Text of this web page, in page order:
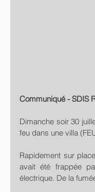
Communiqué - SDIS
Dimanche soir 30
feu dans une villa
Rapidement sur
avait été frappée
électrique. De la